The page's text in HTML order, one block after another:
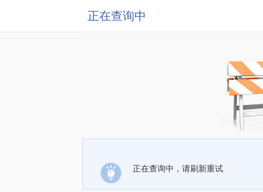
正在查询中
正在查询中，请刷新重试